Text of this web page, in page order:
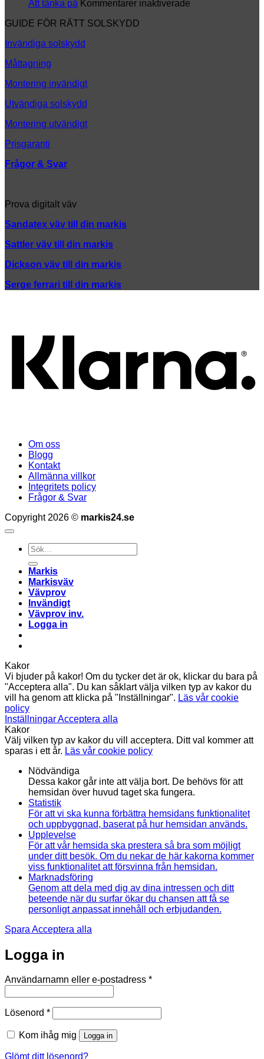
ny
Att tänka på Kommentarer inaktiverade
GUIDE FÖR RÄTT SOLSKYDD
Invändiga solskydd
Måttagning
Montering invändigt
Utvändiga solskydd
Montering utvändigt
Prisgaranti
Frågor & Svar
Prova digitalt väv
Sandatex väv till din markis
Sattler väv till din markis
Dickson väv till din markis
Serge ferrari till din markis
Om oss
Blogg
Kontakt
Allmänna villkor
Integritets policy
Frågor & Svar
Copyright 2026 © markis24.se
Sök
efter:
Markis
Markisväv
Vävprov
Invändigt
Vävprov inv.
Logga in
Kakor
Vi bjuder på kakor! Om du tycker det är ok, klickar du bara på
"Acceptera alla". Du kan såklart välja vilken typ av kakor du
vill ha genom att klicka på "Inställningar". Läs vår cookie
policy
InställningarAcceptera alla
Kakor
Välj vilken typ av kakor du vill acceptera. Ditt val kommer att
sparas i ett år. Läs vår cookie policy
Nödvändiga
Dessa kakor går inte att välja bort. De behövs för att
hemsidan över huvud taget ska fungera.
Statistik
För att vi ska kunna förbättra hemsidans funktionalitet
och uppbyggnad, baserat på hur hemsidan används.
Upplevelse
För att vår hemsida ska prestera så bra som möjligt
under ditt besök. Om du nekar de här kakorna kommer
viss funktionalitet att försvinna från hemsidan.
Marknadsföring
Genom att dela med dig av dina intressen och ditt
beteende när du surfar ökar du chansen att få se
personligt anpassat innehåll och erbjudanden.
Spara Acceptera alla
Logga in
Användarnamn eller e-postadress *Obligatoriskt
Lösenord *Obligatoriskt
Kom ihåg mig Logga in
Glömt ditt lösenord?